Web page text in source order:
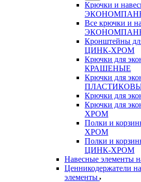
Крючки и
Все крючки и
Кронштейны
ЦИНК-ХРОМ
Крючки для
КРАШЕНЫЕ
Крючки для
Крючки для
Крючки для
ХРОМ
Полки и
ХРОМ
Полки и
ЦИНК-ХРОМ
Навесные
Ценникодержатели
элементы